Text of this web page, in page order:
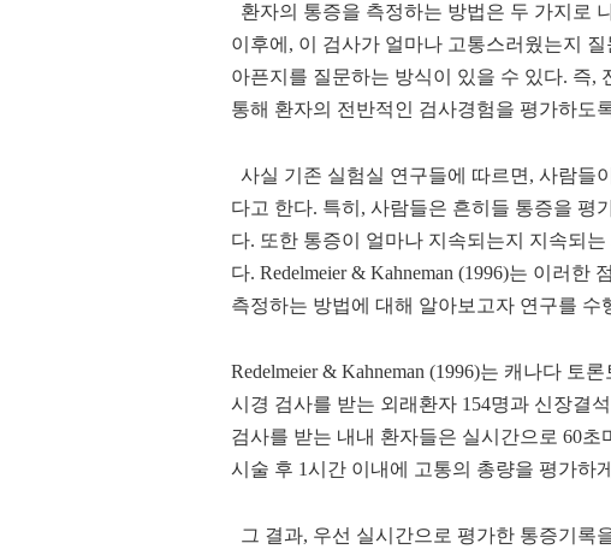
환자의 통증을 측정하는 방법은 두 가지로
이후에 , 이 검사가 얼마나 고통스러웠는지
아픈지를 질문하는 방식이 있을 수 있다. 즉,
통해 환자의 전반적인 검사경험을 평가하도
사실 기존 실험실 연구들에 따르면, 사람들
다고 한다. 특히 , 사람들은 흔히들 통증을 평
다. 또한 통증이 얼마나 지속되는지 지속되
다. Redelmeier & Kahneman (1996)는 이 러한
측정하는 방법에 대해 알아보고자 연구를 수
Redelmeier & Kahneman (1996)는 캐나다 토
시경 검사를 받는 외래환자 154명과 신장결
검사를 받는 내내 환자들은 실시간으로 60초
시술 후 1시간 이내에 고통의 총량을 평가하
그 결과, 우선 실시간으로 평가한 통증기록